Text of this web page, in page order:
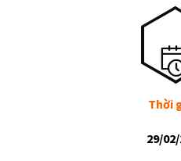
Thời
29/